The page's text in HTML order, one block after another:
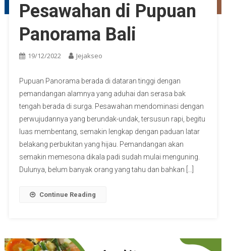
Pesawahan di Pupuan
Panorama Bali
19/12/2022 Jejakseo
Pupuan Panorama berada di dataran tinggi dengan
pemandangan alamnya yang aduhai dan serasa bak
tengah berada di surga. Pesawahan mendominasi dengan
perwujudannya yang berundak-undak, tersusun rapi, begitu
luas membentang, semakin lengkap dengan paduan latar
belakang perbukitan yang hijau. Pemandangan akan
semakin memesona dikala padi sudah mulai menguning.
Dulunya, belum banyak orang yang tahu dan bahkan […]
Continue Reading